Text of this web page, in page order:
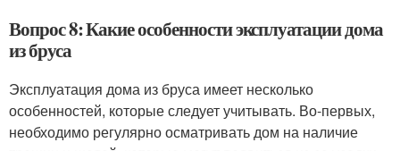
Вопрос 8: Какие особенности эксплуатации дома
из бруса
Эксплуатация дома из бруса имеет несколько
особенностей, которые следует учитывать. Во-первых,
необходимо регулярно осматривать дом на наличие